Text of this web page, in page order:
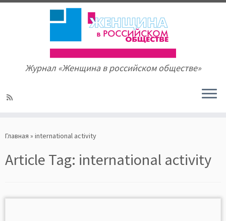
to
Журнал «Женщина в российском обществе»
Главная » international activity
Article Tag: international activity